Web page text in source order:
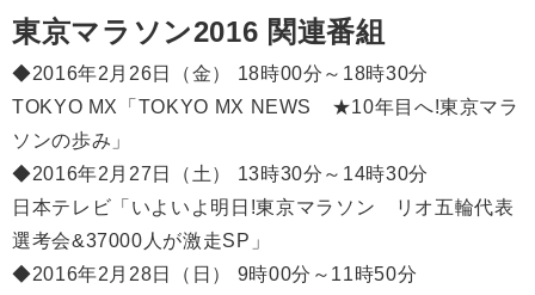
東京マラソン2016 関連番組
◆2016年2月26日（金） 18時00分～18時30分
TOKYO MX「TOKYO MX NEWS ★10年目へ!東京マラ
ソンの歩み」
◆2016年2月27日（土） 13時30分～14時30分
日本テレビ「いよいよ明日!東京マラソン リオ五輪代表
選考会&37000人が激走SP」
◆2016年2月28日（日） 9時00分～11時50分